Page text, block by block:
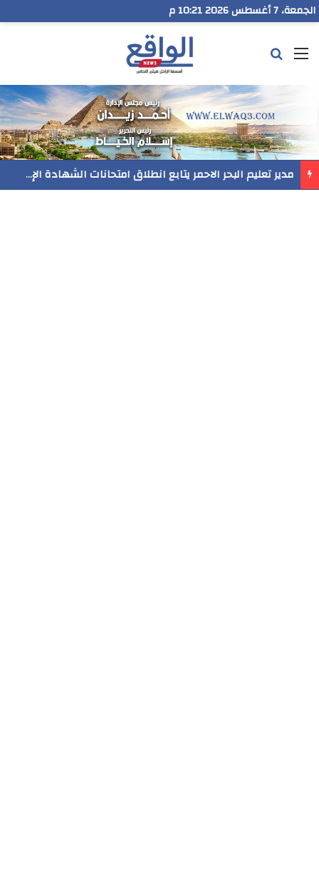
الجمعة، 7 أغسطس 2026 10:21 م
القائمة
مدير تعليم البحر الاحمر يتابع انطلاق امتحانات الشهادة الإعدادية ويؤكد: الانضباط